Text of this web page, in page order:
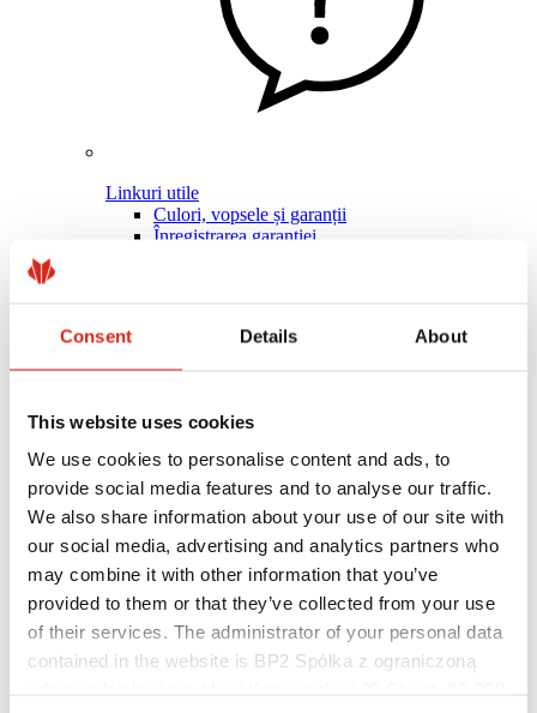
Consent Details About
This website uses cookies
We use cookies to personalise content and ads, to
provide social media features and to analyse our traffic.
We also share information about your use of our site with
our social media, advertising and analytics partners who
may combine it with other information that you’ve
provided to them or that they’ve collected from your use
of their services. The administrator of your personal data
contained in the website is BP2 Spółka z ograniczoną
Linkuri utile
Culori, vopsele și garanții
Înregistrarea garanției
Biblioteca BIM
Pentru Profesioniști